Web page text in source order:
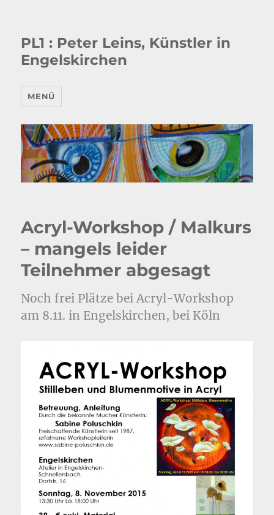
PL1 : Peter Leins, Künstler in
Engelskirchen
MENÜ
Acryl-Workshop / Malkurs
– mangels leider
Teilnehmer abgesagt
Noch frei Plätze bei Acryl-Workshop
am 8.11. in Engelskirchen, bei Köln